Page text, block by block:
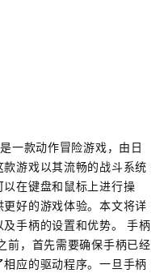
一款动作冒险游戏，由日
游戏以其流畅的战斗系统
在键盘和鼠标上进行操
好的游戏体验。本文将详
手柄的设置和优势。 手柄
前，首先需要确保手柄已经
应的驱动程序。一旦手柄